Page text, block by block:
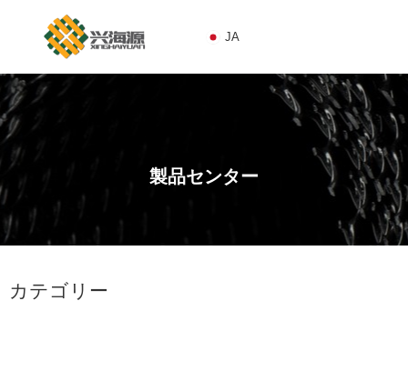
JA
JA
製品センター
カテゴリー